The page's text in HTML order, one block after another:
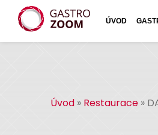
ÚVOD
Úvod » Restaurace »